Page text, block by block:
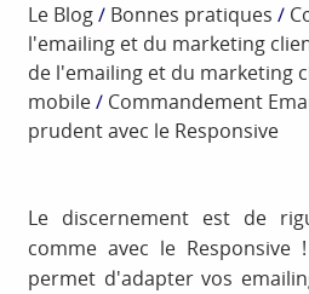
Le Blog/ Bonnes pratiques /
l'emailing et du marketing
de l'emailing et du marketing
mobile/ Commandement
prudent avec le Responsive
Le discernement est de
comme avec le Responsive
permet d'adapter vos